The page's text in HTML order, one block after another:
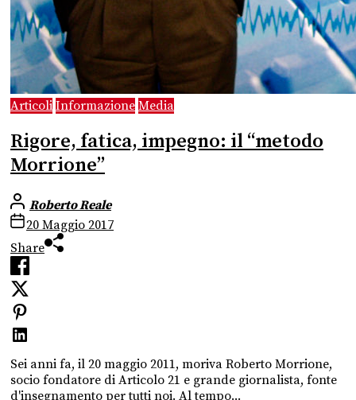
Articoli Informazione Media
Rigore, fatica, impegno: il “metodo
Morrione”
Roberto Reale
20 Maggio 2017
Share
Sei anni fa, il 20 maggio 2011, moriva Roberto Morrione,
socio fondatore di Articolo 21 e grande giornalista, fonte
d'insegnamento per tutti noi. Al tempo...